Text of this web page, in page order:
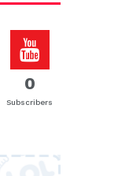
0
Subscribers